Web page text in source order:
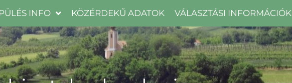
INFO KÖZÉRDEKŰ ADATOK VÁLASZTÁSI INFORMÁCIÓK